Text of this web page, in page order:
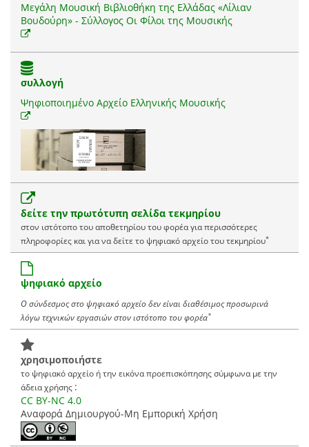
Μεγάλη Μουσική Βιβλιοθήκη της Ελλάδας «Λίλιαν
Βουδούρη» - Σύλλογος Οι Φίλοι της Μουσικής
συλλογή
Ψηφιοποιημένο Αρχείο Ελληνικής Μουσικής
δείτε την πρωτότυπη σελίδα τεκμηρίου
στον ιστότοπο του αποθετηρίου του φορέα για περισσότερες
πληροφορίες και για να δείτε το ψηφιακό αρχείο του τεκμηρίου*
ψηφιακό αρχείο
Ο σύνδεσμος στο ψηφιακό αρχείο δεν είναι διαθέσιμος προσωρινά
λόγω τεχνικών εργασιών στον ιστότοπο του φορέα*
χρησιμοποιήστε
το ψηφιακό αρχείο ή την εικόνα προεπισκόπησης σύμφωνα με την
άδεια χρήσης :
CC BY-NC 4.0
Αναφορά Δημιουργού-Μη Εμπορική Χρήση